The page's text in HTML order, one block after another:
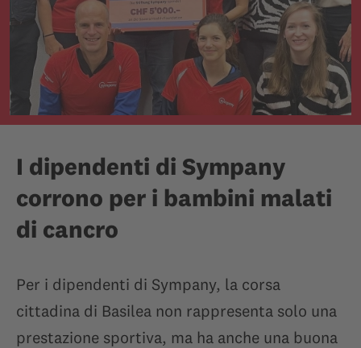
I dipendenti di Sympany
corrono per i bambini malati
di cancro
Per i dipendenti di Sympany, la corsa
cittadina di Basilea non rappresenta solo una
prestazione sportiva, ma ha anche una buona